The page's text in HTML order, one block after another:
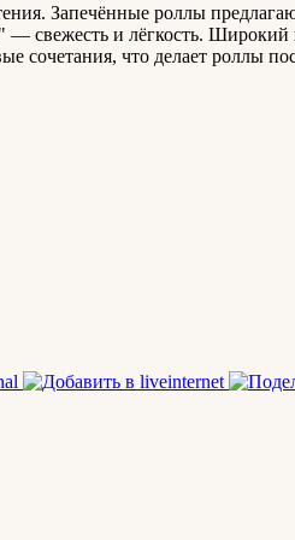
Запечённые роллы
и лёгкость. Широкий
сочетания, что делает роллы